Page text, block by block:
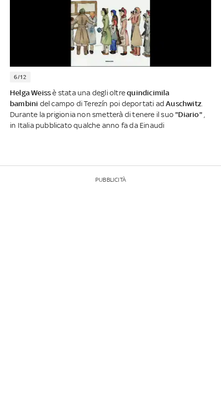
6/12
Helga Weissè stata una degli oltrequindicimila
bambini del campo di Terezín poi deportati adAuschwitz
Durante la prigionia non smetterà di tenere il suo "Diario",
in Italia pubblicato qualche anno fa da Einaudi
PUBBLICITÀ